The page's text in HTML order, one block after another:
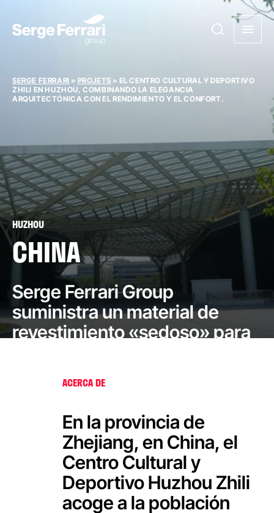
SERGE FERRARI » PROJETS » EL CENTRO CULTURAL Y DEPORTIVO
ZHILI EN HUZHOU, COMBINANDO LA ELEGANCIA
ARQUITECTÓNICA CON EL RENDIMIENTO Y EL CONFORT.
HUZHOU
CHINA
Serge Ferrari Group
suministra un material de
revestimiento «sedoso» para
ACERCA DE
En la provincia de
Zhejiang, en China, el
Centro Cultural y
Deportivo Huzhou Zhili
acoge a la población